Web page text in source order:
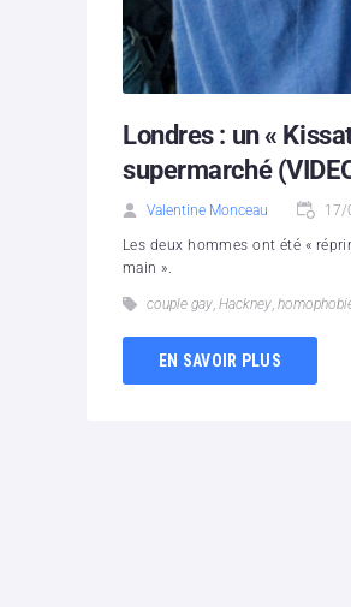
Londres : un «
supermarché
Valentine Monceau 17/
Les deux hommes ont été «
main ».
couple gay, Hackney,
EN SAVOIR PLUS